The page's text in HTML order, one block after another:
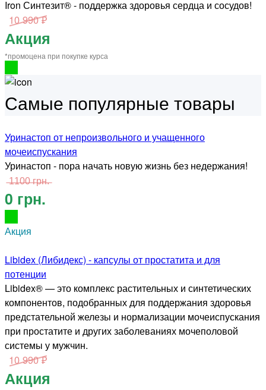
Iron Синтезит® - поддержка здоровья сердца и сосудов!
10 990 ₽
Акция
*промоцена при покупке курса
Самые популярные товары
Уринастоп от непроизвольного и учащенного
мочеиспускания
Уринастоп - пора начать новую жизнь без недержания!
̶1̶1̶0̶0̶ ̶г̶р̶н̶.̶
0 грн.
Акция
Libidex (Либидекс) - капсулы от простатита и для
потенции
Libidex® — это комплекс растительных и синтетических
компонентов, подобранных для поддержания здоровья
предстательной железы и нормализации мочеиспускания
при простатите и других заболеваниях мочеполовой
системы у мужчин.
10 990 ₽
Акция